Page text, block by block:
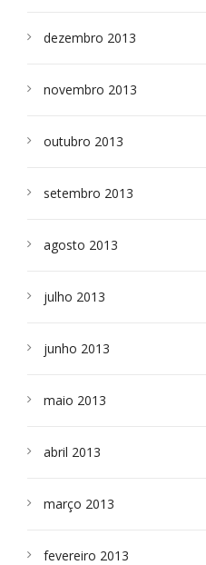
dezembro 2013
novembro 2013
outubro 2013
setembro 2013
agosto 2013
julho 2013
junho 2013
maio 2013
abril 2013
março 2013
fevereiro 2013